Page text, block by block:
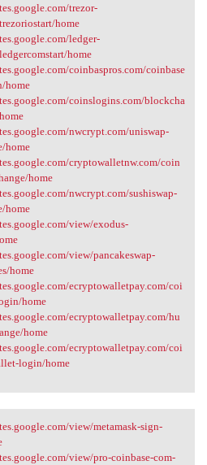
trezor-
home
ledger-
home
coinbaspros.com/coinbase
home
coinslogins.com/blockcha
nwcrypt.com/uniswap-
home
cryptowalletnw.com/coin
home
nwcrypt.com/sushiswap-
home
view/exodus-
view/pancakeswap-
home
ecryptowalletpay.com/coi
home
ecryptowalletpay.com/hu
home
ecryptowalletpay.com/coi
login/home
view
view/metamask-sign-
view/pro-coinbase-com-